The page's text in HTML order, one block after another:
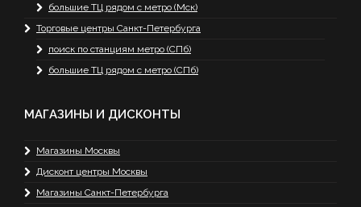
большие ТЦ рядом с метро (Мск)
Торговые центры Санкт-Петербурга
поиск по станциям метро (СПб)
большие ТЦ рядом с метро (СПб)
МАГАЗИНЫ И ДИСКОНТЫ
Магазины Москвы
Дисконт центры Москвы
Магазины Санкт-Петербурга